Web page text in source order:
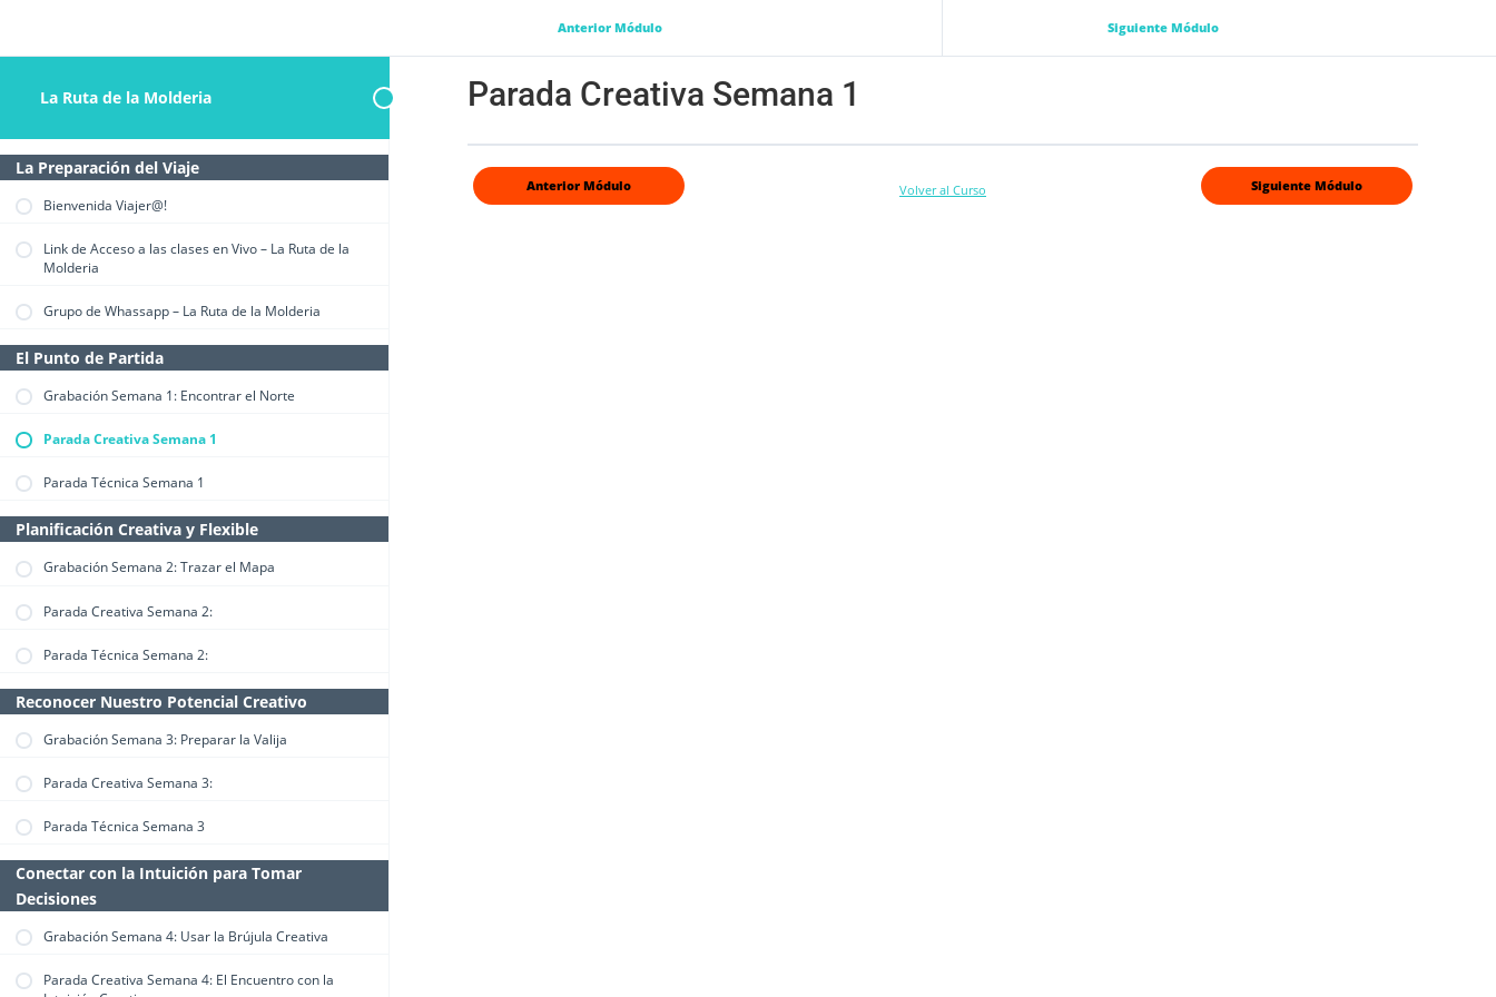
La Ruta de la Molderia
La Preparación del Viaje
Bienvenida Viajer@!
Link de Acceso a las clases en Vivo – La Ruta de la
Molderia
Grupo de Whassapp – La Ruta de la Molderia
El Punto de Partida
Grabación Semana 1: Encontrar el Norte
Parada Creativa Semana 1
Parada Técnica Semana 1
Planificación Creativa y Flexible
Grabación Semana 2: Trazar el Mapa
Parada Creativa Semana 2:
Parada Técnica Semana 2:
Reconocer Nuestro Potencial Creativo
Grabación Semana 3: Preparar la Valija
Parada Creativa Semana 3:
Parada Técnica Semana 3
Conectar con la Intuición para Tomar
Decisiones
Grabación Semana 4: Usar la Brújula Creativa
Parada Creativa Semana 4: El Encuentro con la
Anterior Módulo Siguiente Módulo
Parada Creativa Semana 1
Anterior Módulo Volver al Curso Siguiente Módulo